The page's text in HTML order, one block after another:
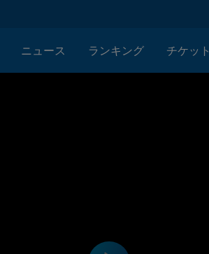
ニュース ランキング チケッ